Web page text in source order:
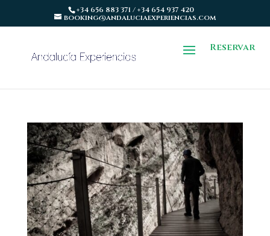
+34 656 883 371 / +34 654 937 420
booking@andaluciaexperiencias.com
Reservar